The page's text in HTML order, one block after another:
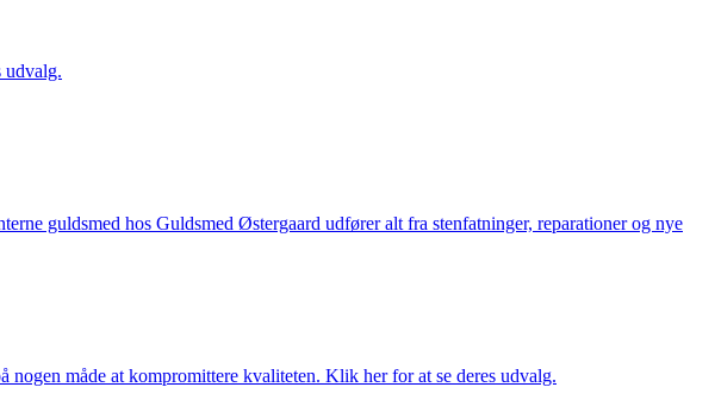
udvalg.
guldsmed hos Guldsmed Østergaard udfører alt fra stenfatninger, reparationer og nye
nogen måde at kompromittere kvaliteten. Klik her for at se deres udvalg.